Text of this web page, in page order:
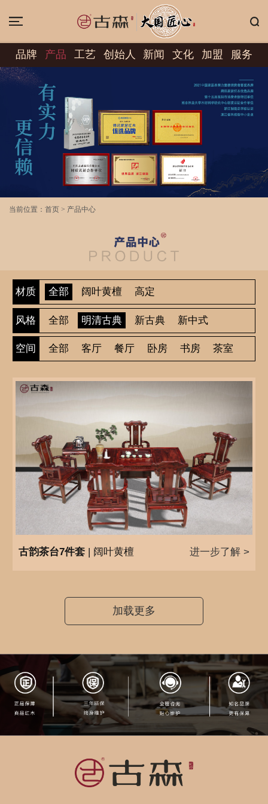
品牌 产品 工艺 创始人 新闻 文化 加盟 服务
当前位置： 首页 > 产品中心
材质 全部 阔叶黄檀 高定
风格 全部 明清古典 新古典 新中式
空间 全部 客厅 餐厅 卧房 书房
茶室
古韵茶台7件套 | 阔叶黄檀 进一步了解 >
加载更多